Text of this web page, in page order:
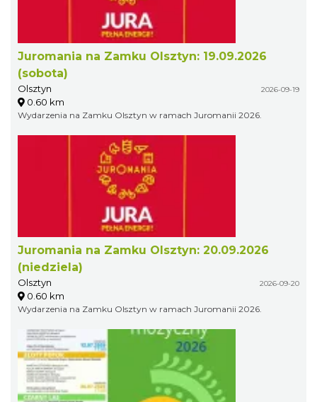
Juromania na Zamku Olsztyn: 19.09.2026
(sobota)
Olsztyn 2026-09-19
0.60 km
Wydarzenia na Zamku Olsztyn w ramach Juromanii 2026.
Juromania na Zamku Olsztyn: 20.09.2026
(niedziela)
Olsztyn 2026-09-20
0.60 km
Wydarzenia na Zamku Olsztyn w ramach Juromanii 2026.